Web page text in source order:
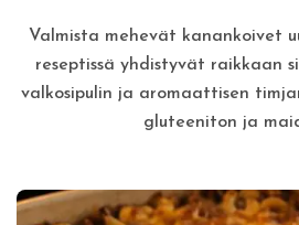
Valmista mehevät kanankoivet uunissa helposti! Tässä
reseptissä yhdistyvät raikkaan
valkosipulin ja aromaattisen
gluteeniton ja